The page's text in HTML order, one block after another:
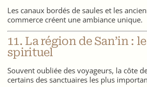
Les canaux bordés de saules et les
commerce créent une ambiance unique.
11. La région de San’in :
spirituel
Souvent oubliée des voyageurs, la côte
certains des sanctuaires les plus